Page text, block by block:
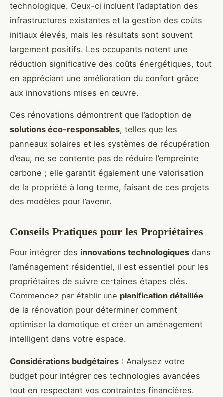
technologique. Ceux-ci incluent l’adaptation des
infrastructures existantes et la gestion des coûts
initiaux élevés, mais les résultats sont souvent
largement positifs. Les occupants notent une
réduction significative des coûts énergétiques, tout
en appréciant une amélioration du confort grâce
aux innovations mises en œuvre.
Ces rénovations démontrent que l’adoption de
solutions éco-responsables, telles que les
panneaux solaires et les systèmes de récupération
d’eau, ne se contente pas de réduire l’empreinte
carbone ; elle garantit également une valorisation
de la propriété à long terme, faisant de ces projets
des modèles pour l’avenir.
Conseils Pratiques pour les Propriétaires
Pour intégrer des innovations technologiques dans
l’aménagement résidentiel, il est essentiel pour les
propriétaires de suivre certaines étapes clés.
Commencez par établir une planification détaillée
de la rénovation pour déterminer comment
optimiser la domotique et créer un aménagement
intelligent dans votre espace.
Considérations budgétaires : Analysez votre
budget pour intégrer ces technologies avancées
tout en respectant vos contraintes financières.